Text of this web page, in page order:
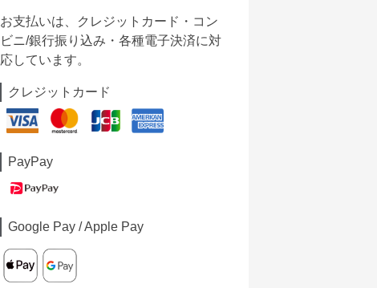
お支払いは、クレジットカード・コン
ビニ/銀行振り込み・各種電子決済に対
応しています。
クレジットカード
PayPay
Google Pay / Apple Pay